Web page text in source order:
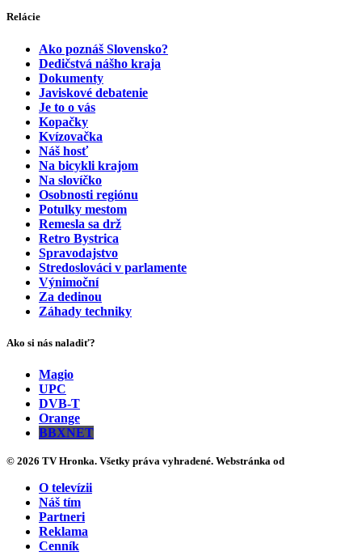
Relácie
Ako poznáš Slovensko?
Dedičstvá nášho kraja
Dokumenty
Javiskové debatenie
Je to o vás
Kopačky
Kvízovačka
Náš hosť
Na bicykli krajom
Na slovíčko
Osobnosti regiónu
Potulky mestom
Remesla sa drž
Retro Bystrica
Spravodajstvo
Stredoslováci v parlamente
Výnimoční
Za dedinou
Záhady techniky
Ako si nás naladiť?
Magio
UPC
DVB-T
Orange
BBXNET
© 2026 TV Hronka. Všetky práva vyhradené. Webstránka od
O televízii
Náš tím
Partneri
Reklama
Cenník